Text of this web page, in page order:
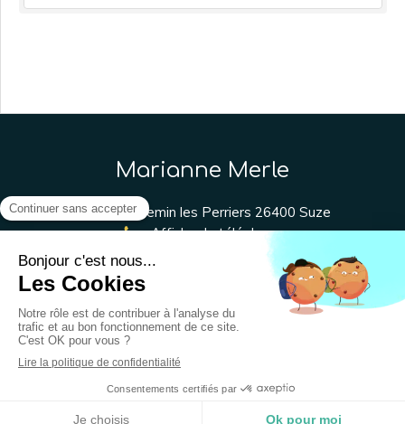
Marianne Merle
129 Chemin les Perriers 26400 Suze
Afficher le téléphone
Mentions légales